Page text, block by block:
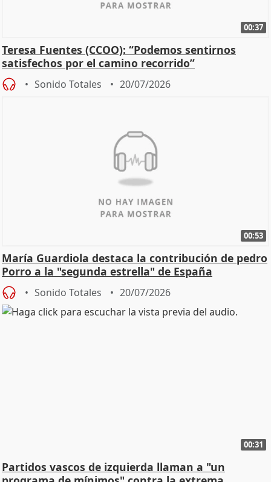
00:37
Teresa Fuentes (CCOO): “Podemos sentirnos
satisfechos por el camino recorrido”
Sonido Totales 20/07/2026
00:53
María Guardiola destaca la contribución de pedro
Porro a la "segunda estrella" de España
Sonido Totales 20/07/2026
00:31
Partidos vascos de izquierda llaman a "un